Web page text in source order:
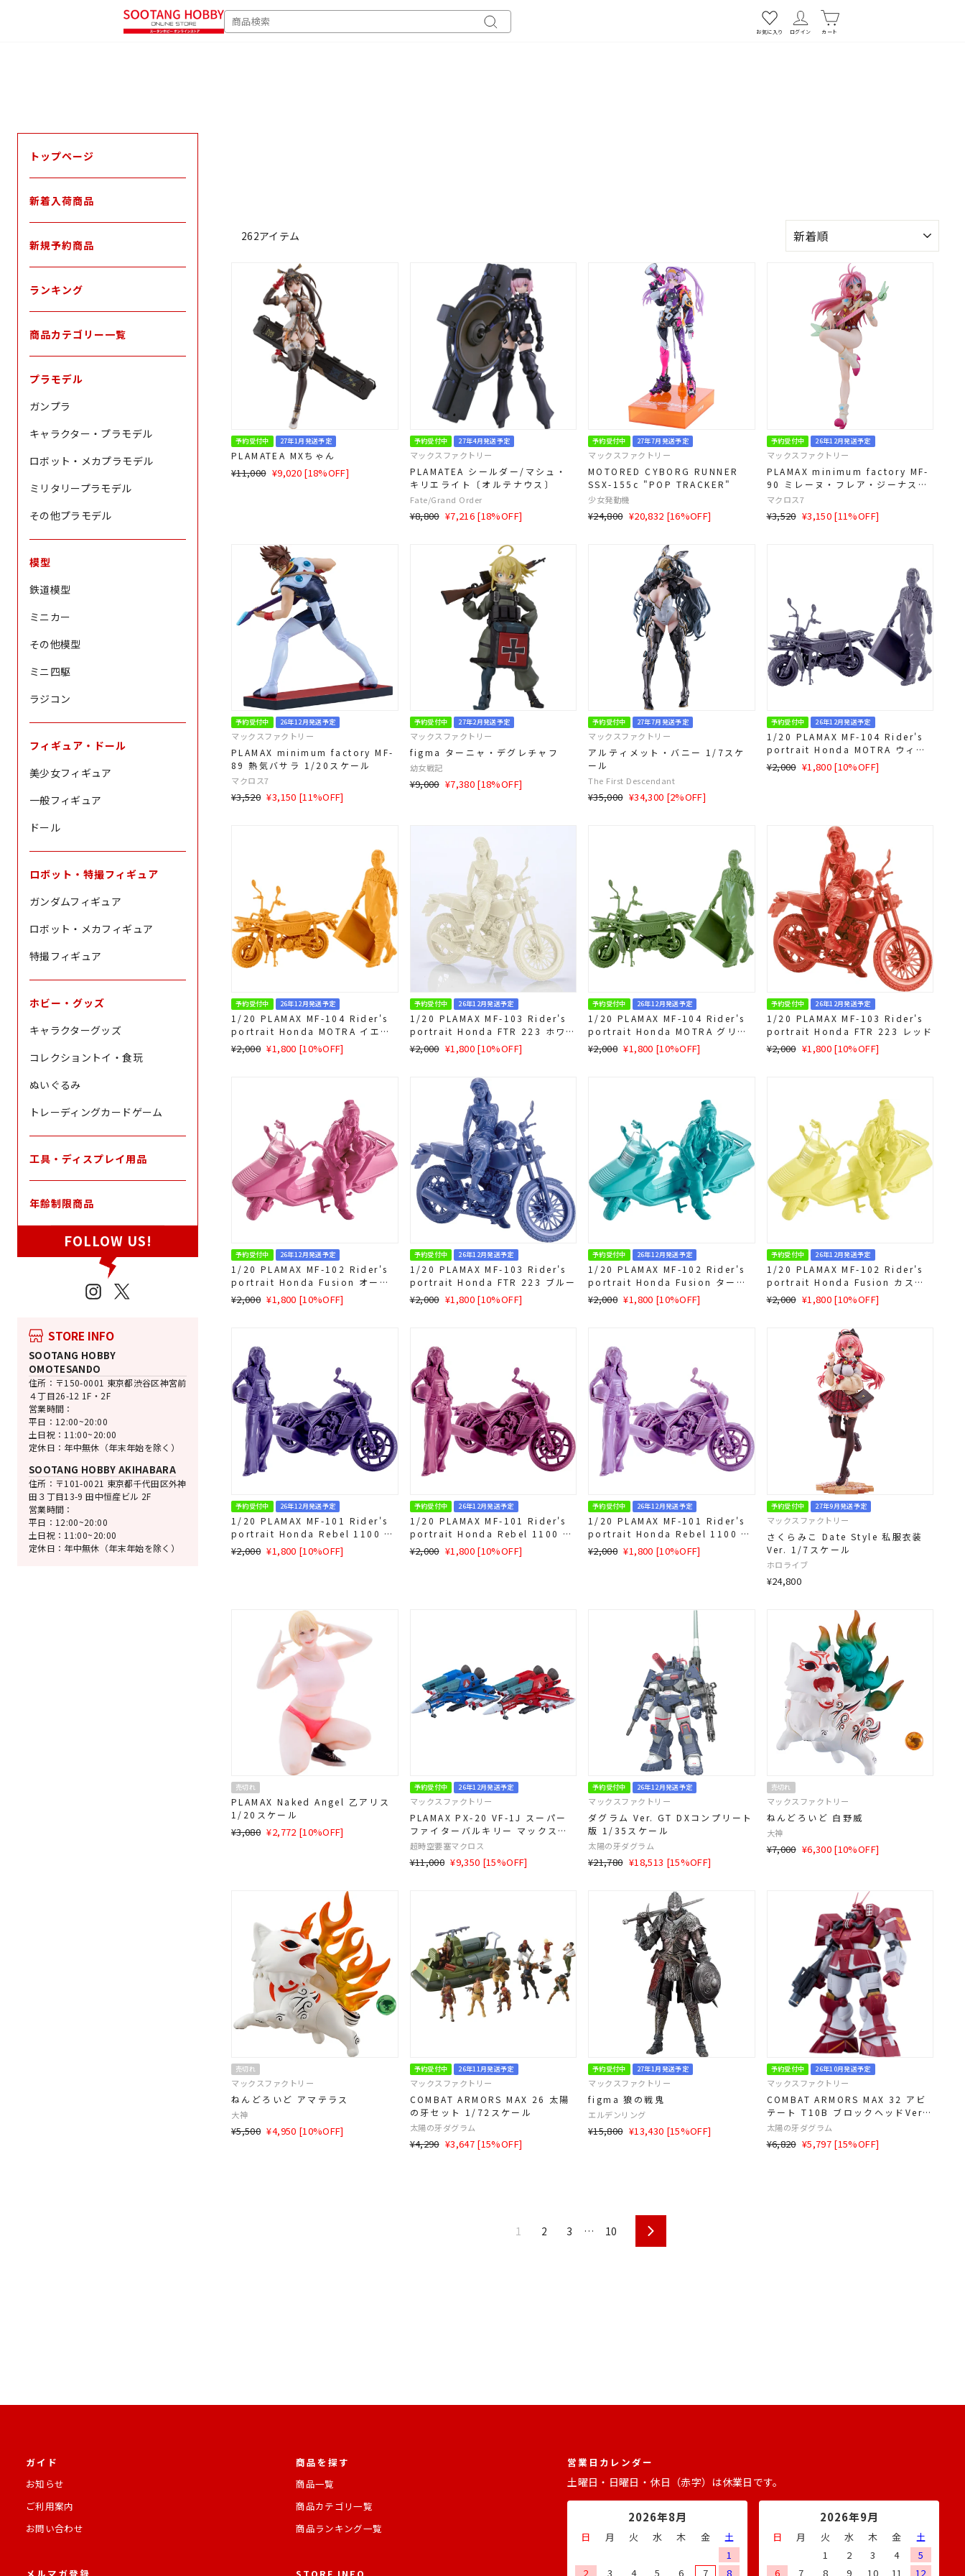
SEARCH
キ
お気に入り ログイン カート
トップページ
新着入荷商品
新規予約商品
ランキング
商品カテゴリー一覧
プラモデル
ガンプラ
キャラクター・プラモデル
ロボット・メカプラモデル
ミリタリープラモデル
その他プラモデル
模型
鉄道模型
ミニカー
その他模型
ミニ四駆
ラジコン
フィギュア・ドール
美少女フィギュア
一般フィギュア
ドール
ロボット・特撮フィギュア
ガンダムフィギュア
ロボット・メカフィギュア
特撮フィギュア
ホビー・グッズ
キャラクターグッズ
コレクショントイ・食玩
ぬいぐるみ
トレーディングカードゲーム
工具・ディスプレイ用品
年齢制限商品
FOLLOW US!
Instagram
STORE INFO
SOOTANG HOBBY
OMOTESANDO
住所：〒150-0001 東京都渋谷区神宮前
４丁目26-12 1F・2F
営業時間：
平日：12:00~20:00
土日祝：11:00~20:00
定休日：年中無休（年末年始を除く）
SOOTANG HOBBY AKIHABARA
住所：〒101-0021 東京都千代田区外神
田３丁目13-9 田中恒産ビル 2F
営業時間：
平日：12:00~20:00
土日祝：11:00~20:00
定休日：年中無休（年末年始を除く）
262アイテム
び
替
予約受付中 27年1月発送予定
PLAMATEA MXちゃん
通
¥11,000 SALE
¥9,020 [18%OFF]
予約受付中 27年4月発送予定
マックスファクトリー
PLAMATEA シールダー/マシュ・
キリエライト〔オルテナウス〕
Fate/Grand Order
通
¥8,800 SALE
¥7,216 [18%OFF]
予約受付中 27年7月発送予定
マックスファクトリー
MOTORED CYBORG RUNNER
SSX-155c "POP TRACKER"
少女発動機
通
¥24,800 SALE
¥20,832 [16%OFF]
予約受付中 26年12月発送予定
マックスファクトリー
PLAMAX minimum factory MF-
90 ミレーヌ・フレア・ジーナス
1/20スケール
マクロス7
通
¥3,520 SALE
¥3,150 [11%OFF]
予約受付中 26年12月発送予定
マックスファクトリー
PLAMAX minimum factory MF-
89 熱気バサラ 1/20スケール
マクロス7
通
¥3,520 SALE
¥3,150 [11%OFF]
予約受付中 27年2月発送予定
マックスファクトリー
figma ターニャ・デグレチャフ
幼女戦記
通
¥9,000 SALE
¥7,380 [18%OFF]
予約受付中 27年7月発送予定
マックスファクトリー
アルティメット・バニー 1/7スケ
ール
The First Descendant
通
¥35,000 SALE
¥34,300 [2%OFF]
予約受付中 26年12月発送予定
1/20 PLAMAX MF-104 Rider's
portrait Honda MOTRA ウィス
テリア
通
¥2,000 SALE
¥1,800 [10%OFF]
予約受付中 26年12月発送予定
1/20 PLAMAX MF-104 Rider's
portrait Honda MOTRA イエロ
ー
通
¥2,000 SALE
¥1,800 [10%OFF]
予約受付中 26年12月発送予定
1/20 PLAMAX MF-103 Rider's
portrait Honda FTR 223 ホワイ
ト
通
¥2,000 SALE
¥1,800 [10%OFF]
予約受付中 26年12月発送予定
1/20 PLAMAX MF-104 Rider's
portrait Honda MOTRA グリー
ン
通
¥2,000 SALE
¥1,800 [10%OFF]
予約受付中 26年12月発送予定
1/20 PLAMAX MF-103 Rider's
portrait Honda FTR 223 レッド
通
¥2,000 SALE
¥1,800 [10%OFF]
予約受付中 26年12月発送予定
1/20 PLAMAX MF-102 Rider's
portrait Honda Fusion オーキ
ッド
通
¥2,000 SALE
¥1,800 [10%OFF]
予約受付中 26年12月発送予定
1/20 PLAMAX MF-103 Rider's
portrait Honda FTR 223 ブルー
通
¥2,000 SALE
¥1,800 [10%OFF]
予約受付中 26年12月発送予定
1/20 PLAMAX MF-102 Rider's
portrait Honda Fusion ターコ
イズ
通
¥2,000 SALE
¥1,800 [10%OFF]
予約受付中 26年12月発送予定
1/20 PLAMAX MF-102 Rider's
portrait Honda Fusion カスタ
ード
通
¥2,000 SALE
¥1,800 [10%OFF]
予約受付中 26年12月発送予定
1/20 PLAMAX MF-101 Rider's
portrait Honda Rebel 1100 ネ
イビー
通
¥2,000 SALE
¥1,800 [10%OFF]
予約受付中 26年12月発送予定
1/20 PLAMAX MF-101 Rider's
portrait Honda Rebel 1100 ワ
インレッド
通
¥2,000 SALE
¥1,800 [10%OFF]
予約受付中 26年12月発送予定
1/20 PLAMAX MF-101 Rider's
portrait Honda Rebel 1100 ラ
ベンダー
通
¥2,000 SALE
¥1,800 [10%OFF]
予約受付中 27年9月発送予定
マックスファクトリー
さくらみこ Date Style 私服衣装
Ver. 1/7スケール
ホロライブ
¥24,800
売切れ
PLAMAX Naked Angel 乙アリス
1/20スケール
通
¥3,080 SALE
¥2,772 [10%OFF]
予約受付中 26年12月発送予定
マックスファクトリー
PLAMAX PX-20 VF-1J スーパー
ファイターバルキリー マックス＆
ミリア 銀河最強セット 1/72スケ
超時空要塞マクロス
通
¥11,000 SALE
¥9,350 [15%OFF]
予約受付中 26年12月発送予定
マックスファクトリー
ダグラム Ver. GT DXコンプリート
版 1/35スケール
太陽の牙ダグラム
通
¥21,780 SALE
¥18,513 [15%OFF]
売切れ
マックスファクトリー
ねんどろいど 白野威
大神
通
¥7,000 SALE
¥6,300 [10%OFF]
売切れ
マックスファクトリー
ねんどろいど アマテラス
大神
通
¥5,500 SALE
¥4,950 [10%OFF]
予約受付中 26年11月発送予定
マックスファクトリー
COMBAT ARMORS MAX 26 太陽
の牙セット 1/72スケール
太陽の牙ダグラム
通
¥4,290 SALE
¥3,647 [15%OFF]
予約受付中 27年1月発送予定
マックスファクトリー
figma 狼の戦鬼
エルデンリング
通
¥15,800 SALE
¥13,430 [15%OFF]
予約受付中 26年10月発送予定
マックスファクトリー
COMBAT ARMORS MAX 32 アビ
テート T10B ブロックヘッドVer.
GT 1/72スケール
太陽の牙ダグラム
通
¥6,820 SALE
¥5,797 [15%OFF]
1 2 3 … 10 次
ガイド
お知らせ
ご利用案内
お問い合わせ
商品を探す
商品一覧
商品カテゴリ一覧
商品ランキング一覧
営業日カレンダー
土曜日・日曜日・休日（赤字）は休業日です。
2026年8月
日 月 火 水 木 金
土
1
2
3 4 5 6 7 8
2026年9月
日 月 火 水 木 金
土
1
2 3 4
5
6
7 8 9 10 11 12